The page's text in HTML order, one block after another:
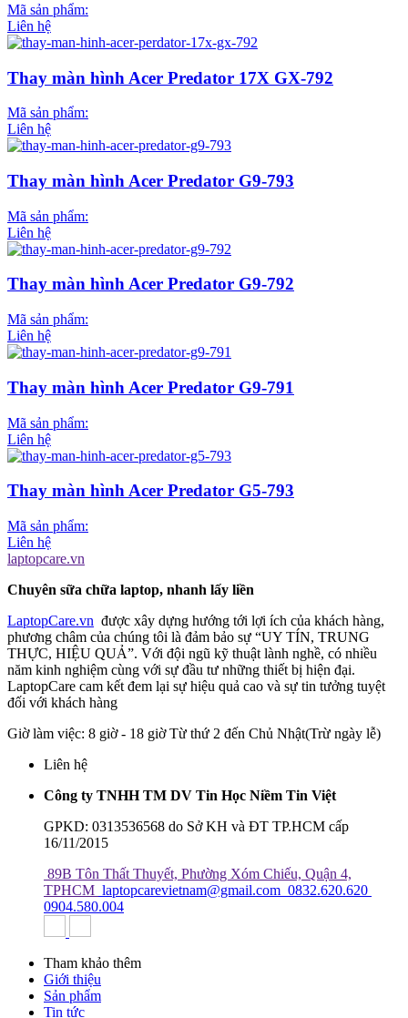
Mã sản phẩm:
Liên hệ
Thay màn hình Acer Predator 17X GX-792
Mã sản phẩm:
Liên hệ
Thay màn hình Acer Predator G9-793
Mã sản phẩm:
Liên hệ
Thay màn hình Acer Predator G9-792
Mã sản phẩm:
Liên hệ
Thay màn hình Acer Predator G9-791
Mã sản phẩm:
Liên hệ
Thay màn hình Acer Predator G5-793
Mã sản phẩm:
Liên hệ
laptopcare.vn
Chuyên sữa chữa laptop, nhanh lấy liền
LaptopCare.vn được xây dựng hướng tới lợi ích của khách hàng,
phương châm của chúng tôi là đảm bảo sự “UY TÍN, TRUNG
THỰC, HIỆU QUẢ”. Với đội ngũ kỹ thuật lành nghề, có nhiều
năm kinh nghiệm cùng với sự đầu tư những thiết bị hiện đại.
LaptopCare cam kết đem lại sự hiệu quả cao và sự tin tưởng tuyệt
đối với khách hàng
Giờ làm việc: 8 giờ - 18 giờ Từ thứ 2 đến Chủ Nhật(Trừ ngày lễ)
Liên hệ
Công ty TNHH TM DV Tin Học Niềm Tin Việt
GPKD: 0313536568 do Sở KH và ĐT TP.HCM cấp
16/11/2015
89B Tôn Thất Thuyết, Phường Xóm Chiếu, Quận 4,
TPHCM laptopcarevietnam@gmail.com 0832.620.620
0904.580.004
Tham khảo thêm
Giới thiệu
Sản phẩm
Tin tức